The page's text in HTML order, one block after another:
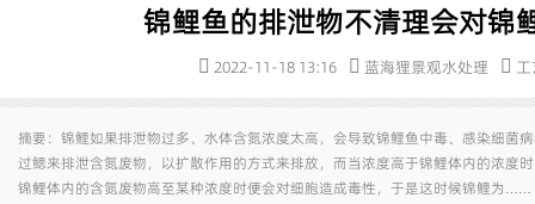
锦鲤鱼的排泄物不清理会对锦
2022-11-18 13:16 蓝海狸景观水处理
摘要：锦鲤如果排泄物过多、水体含氮浓度太高，会导致锦鲤鱼中毒、感染细菌
过鳃来排泄含氮废物，以扩散作用的方式来排放，而当浓度高于锦鲤体内的浓度
锦鲤体内的含氮废物高至某种浓度时便会对细胞造成毒性，于是这时候锦鲤为……